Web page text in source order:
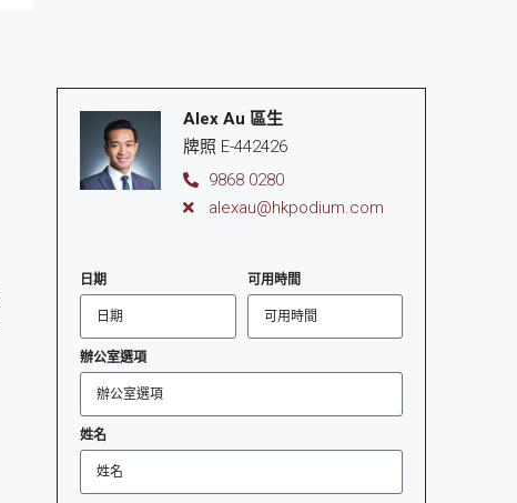
Alex Au 區生
牌照 E-442426
9868 0280
alexau@hkpodium.com
日期 可用時間
辦公室選項
姓名